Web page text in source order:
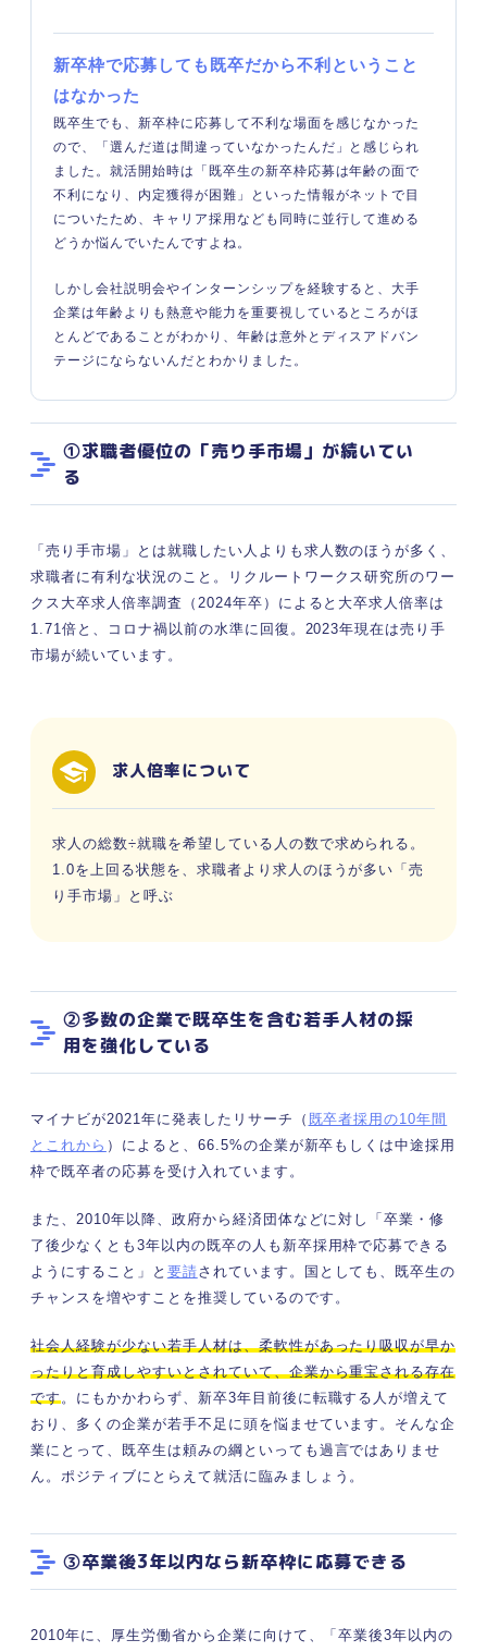
新卒枠で応募しても既卒だから不利ということ
はなかった
既卒生でも、新卒枠に応募して不利な場面を感じなかった
ので、「選んだ道は間違っていなかったんだ」と感じられ
ました。就活開始時は「既卒生の新卒枠応募は年齢の面で
不利になり、内定獲得が困難」といった情報がネットで目
についたため、キャリア採用なども同時に並行して進める
どうか悩んでいたんですよね。
しかし会社説明会やインターンシップを経験すると、大手
企業は年齢よりも熱意や能力を重要視しているところがほ
とんどであることがわかり、年齢は意外とディスアドバン
テージにならないんだとわかりました。
①求職者優位の「売り手市場」が続いてい
る
「売り手市場」とは就職したい人よりも求人数のほうが多く、
求職者に有利な状況のこと。リクルートワークス研究所のワー
クス大卒求人倍率調査（2024年卒）によると大卒求人倍率は
1.71倍と、コロナ禍以前の水準に回復。2023年現在は売り手
市場が続いています。
求人倍率について
求人の総数÷就職を希望している人の数で求められる。
1.0を上回る状態を、求職者より求人のほうが多い「売
り手市場」と呼ぶ
②多数の企業で既卒生を含む若手人材の採
用を強化している
マイナビが2021年に発表したリサーチ（ 既卒者採用の10年間
とこれから ）によると、66.5%の企業が新卒もしくは中途採用
枠で既卒者の応募を受け入れています。
また、2010年以降、政府から経済団体などに対し「卒業・修
了後少なくとも3年以内の既卒の人も新卒採用枠で応募できる
ようにすること」と 要請されています。国としても、既卒生の
チャンスを増やすことを推奨しているのです。
社会人経験が少ない若手人材は、柔軟性があったり吸収が早か
ったりと育成しやすいとされていて、企業から重宝される存在
です。にもかかわらず、新卒3年目前後に転職する人が増えて
おり、多くの企業が若手不足に頭を悩ませています。そんな企
業にとって、既卒生は頼みの綱といっても過言ではありませ
ん。ポジティブにとらえて就活に臨みましょう。
③卒業後3年以内なら新卒枠に応募できる
2010年に、厚生労働省から企業に向けて、「卒業後3年以内の